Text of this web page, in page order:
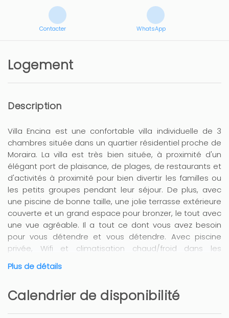
Contacter WhatsApp
Logement
Description
Villa Encina est une confortable villa individuelle de 3
chambres située dans un quartier résidentiel proche de
Moraira. La villa est très bien située, à proximité d'un
élégant port de plaisance, de plages, de restaurants et
d'activités à proximité pour bien divertir les familles ou
les petits groupes pendant leur séjour. De plus, avec
une piscine de bonne taille, une jolie terrasse extérieure
couverte et un grand espace pour bronzer, le tout avec
une vue agréable. Il a tout ce dont vous avez besoin
pour vous détendre et vous détendre. Avec piscine
privée, Wifi et climatisation chaud/froid dans les
Plus de détails
Calendrier de disponibilité